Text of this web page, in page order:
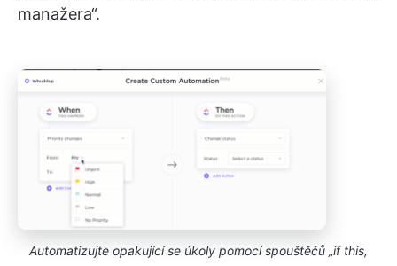
manažera“.
Automatizujte opakující se úkoly pomocí spouštěčů „if this,